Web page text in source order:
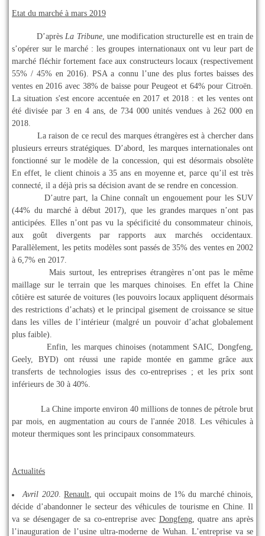
Etat du marché à mars 2019
D’après La Tribune, une modification structurelle est en train de
s’opérer sur le marché : les groupes internationaux ont vu leur part de
marché fléchir fortement face aux constructeurs locaux (respectivement
55% / 45% en 2016). PSA a connu l’une des plus fortes baisses des
ventes en 2016 avec 38% de baisse pour Peugeot et 64% pour Citroën.
La situation s'est encore accentuée en 2017 et 2018 : et les ventes ont
été divisée par 3 en 4 ans, de 734 000 unités vendues à 262 000 en
2018.
La raison de ce recul des marques étrangères est à chercher dans
plusieurs erreurs stratégiques. D’abord, les marques internationales ont
fonctionné sur le modèle de la concession, qui est désormais obsolète
En effet, le client chinois a 35 ans en moyenne et, parce qu’il est très
connecté, il a déjà pris sa décision avant de se rendre en concession.
D’autre part, la Chine connaît un engouement pour les SUV
(44% du marché à début 2017), que les grandes marques n’ont pas
anticipées. Elles n’ont pas vu la spécificité du consommateur chinois,
aux goût divergents par rapports aux marchés occidentaux.
Parallèlement, les petits modèles sont passés de 35% des ventes en 2002
à 6,7% en 2017.
Mais surtout, les entreprises étrangères n’ont pas le même
maillage sur le terrain que les marques chinoises. En effet la Chine
côtière est saturée de voitures (les pouvoirs locaux appliquent désormais
des restrictions d’achats) et le principal gisement de croissance se situe
dans les villes de l’intérieur (malgré un pouvoir d’achat globalement
plus faible).
Enfin, les marques chinoises (notamment SAIC, Dongfeng,
Geely, BYD) ont réussi une rapide montée en gamme grâce aux
transferts de technologies issus des co-entreprises ; et les prix sont
inférieurs de 30 à 40%.
La Chine importe environ 40 millions de tonnes de pétrole brut
par mois, en augmentation au cours de l'année 2018. Les véhicules à
moteur thermiques sont les principaux consommateurs.
Actualités
Avril 2020.Renault , qui occupait moins de 1% du marché chinois,
décide d’abandonner le secteur des véhicules de tourisme en Chine. Il
va se désengager de sa co-entreprise avec Dongfeng, quatre ans après
l’inauguration de l’usine ultra-moderne de Wuhan. L’entreprise va se